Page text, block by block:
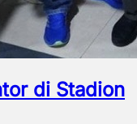
di Stadion